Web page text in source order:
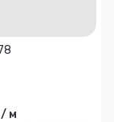
/ м